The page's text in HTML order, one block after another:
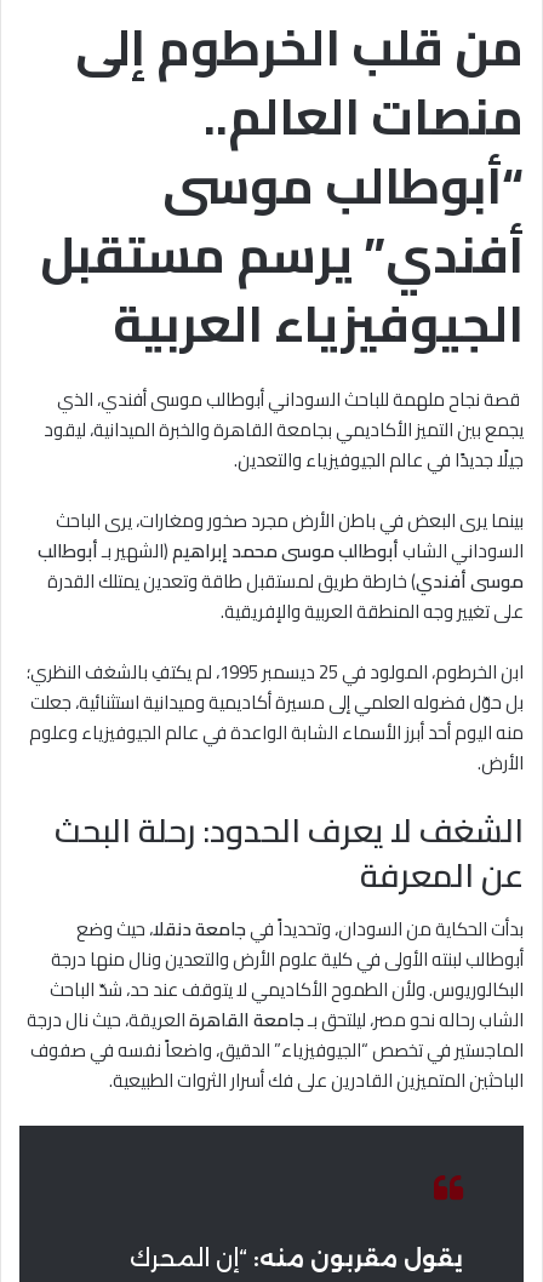
من قلب الخرطوم إلى
منصات العالم..
“أبوطالب موسى
أفندي” يرسم مستقبل
الجيوفيزياء العربية
قصة نجاح ملهمة للباحث السوداني أبوطالب موسى أفندي، الذي
يجمع بين التميز الأكاديمي بجامعة القاهرة والخبرة الميدانية، ليقود
جيلًا جديدًا في عالم الجيوفيزياء والتعدين.
بينما يرى البعض في باطن الأرض مجرد صخور ومغارات، يرى الباحث
السوداني الشابأبوطالب موسى محمد إبراهيم(الشهير بـأبوطالب
موسى أفندي) خارطة طريق لمستقبل طاقة وتعدين يمتلك القدرة
على تغيير وجه المنطقة العربية والإفريقية.
ابن الخرطوم، المولود في 25 ديسمبر 1995، لم يكتفِ بالشغف النظري؛
بل حوّل فضوله العلمي إلى مسيرة أكاديمية وميدانية استثنائية، جعلت
منه اليوم أحد أبرز الأسماء الشابة الواعدة في عالم الجيوفيزياء وعلوم
الأرض.
الشغف لا يعرف الحدود: رحلة البحث
عن المعرفة
بدأت الحكاية من السودان، وتحديداً فيجامعة دنقلا، حيث وضع
أبوطالب لبنته الأولى في كلية علوم الأرض والتعدين ونال منها درجة
البكالوريوس. ولأن الطموح الأكاديمي لا يتوقف عند حد، شدّ الباحث
الشاب رحاله نحو مصر، ليلتحق بـجامعة القاهرةالعريقة، حيث نال درجة
الماجستير في تخصص “الجيوفيزياء” الدقيق، واضعاً نفسه في صفوف
الباحثين المتميزين القادرين على فك أسرار الثروات الطبيعية.
يقول مقربون منه: “إن المحرك